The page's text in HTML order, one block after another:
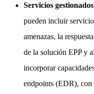
Servicios gestionados
pueden incluir
amenazas, la
de la solución EPP y
incorporar
endpoints (EDR), con